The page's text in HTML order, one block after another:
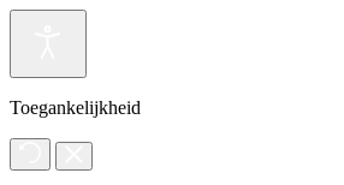
Toegankelijkheid